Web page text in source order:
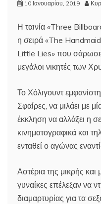
10 Ιανουαρίου, 2019
Η ταινία «Three
η σειρά «The
Little Lies» που σάρωσε
μεγάλοι νικητές των
Το Χόλιγουντ
Σφαίρες, να μιλάει με
έκκληση να αλλάξει η
κινηματογραφικά και
ενταθεί ο αγώνας
Αστέρια της μικρής
γυναίκες επέλεξαν να
διαμαρτυρίας για τα